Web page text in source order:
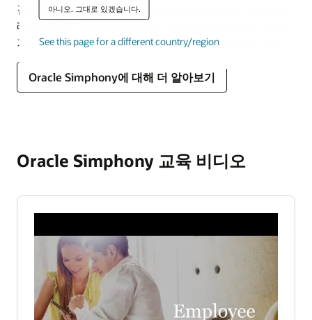
아니오. 그대로 있겠습니다.
See this page for a different country/region
감사합니다. 본 라이브러리의 영상들은 귀사의 직원들이
레스토랑용 Oracle Simphony POS 시스템의 모든 이점과
기능을 활용할 수 있도록 지원하고자 설계되었습니다.
Oracle Simphony에 대해 더 알아보기
Oracle Simphony 교육 비디오